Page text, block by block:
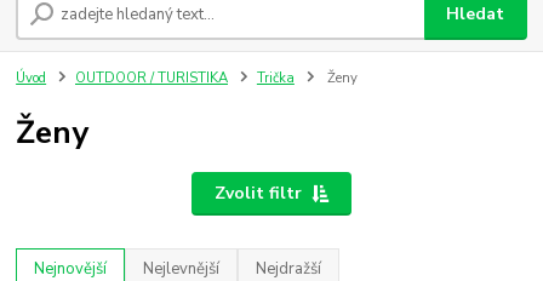
Hledat
Úvod OUTDOOR / TURISTIKA Trička Ženy
Ženy
Zvolit filtr
Nejnovější Nejlevnější Nejdražší